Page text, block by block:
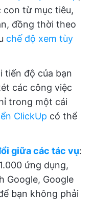
con từ mục tiêu,
đồng thời theo
chế độ xem tùy
tiến độ của bạn
các công việc
trong một cái
ClickUp có thể
giữa các tác vụ:
ứng dụng,
Google, Google
bạn không phải